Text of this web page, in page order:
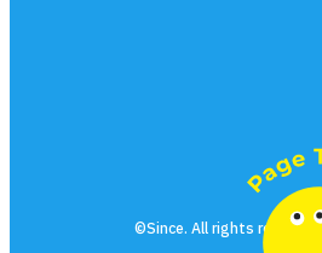
©Since. All rights reserved.